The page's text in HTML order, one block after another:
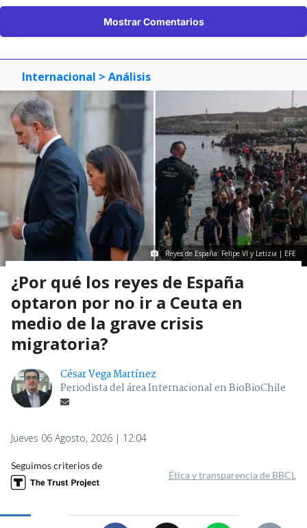
Mostrar Comentarios
Internacional > Análisis
Reyes de España: Felipe VI y Letizia | EFE
¿Por qué los reyes de España
optaron por no ir a Ceuta en
medio de la grave crisis
migratoria?
César Vega Martínez
Periodista del área Internacional en BioBioChile
Jueves 06 Agosto, 2026 | 12:04
Seguimos criterios de
Ética y transparencia de BBCL